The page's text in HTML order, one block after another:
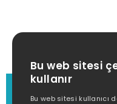
MÜŞTERİ HİZMETLERİ
(0212) 373 77 00
Bu web sitesi
kullanır
Bu web sitesi kullanıcı